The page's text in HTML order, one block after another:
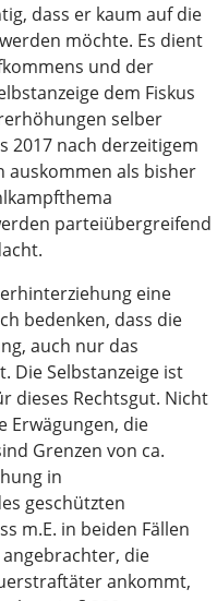
dass er kaum auf die
möchte. Es dient
und der
dem Fiskus
selber
2017 nach derzeitigem
auskommen als bisher
parteiübergreifend
eine
bedenken, dass die
auch nur das
Die Selbstanzeige ist
dieses Rechtsgut. Nicht
Erwägungen, die
Grenzen von ca.
in
geschützten
m.E. in beiden Fällen
die
ankommt,